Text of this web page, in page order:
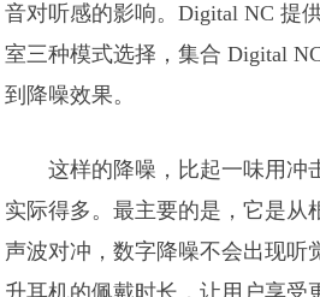
音对听感的影响。Digital NC 提
室三种模式选择，集合 Digital
到降噪效果。
这样的降噪，比起一味用冲
实际得多。最主要的是，它是从
声波对冲，数字降噪不会出现听
升耳机的佩戴时长，让用户享受